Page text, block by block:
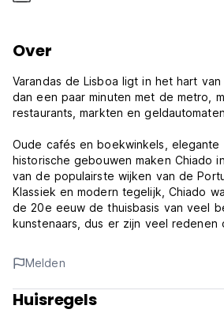
Over
Varandas de Lisboa ligt in het hart
dan een paar minuten met de metro,
restaurants, markten en
Oude cafés en boekwinkels, elegante
historische gebouwen maken Chiado
van de populairste wijken van de
Klassiek en modern tegelijk, Chiado
de 20e eeuw de thuisbasis van veel
kunstenaars, dus er zijn veel redenen
Chiado in Lissabon ligt in het centrum
ook wel bekend als Baixa Chiado
van de Portugese hoofdstad. Het ligt
Melden
Huisregels